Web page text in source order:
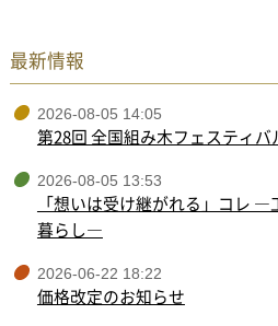
最新情報
2026-08-05 14:05
第28回 全国組み木フェスティ
2026-08-05 13:53
「想いは受け継がれる」コレ
暮らし―
2026-06-22 18:22
価格改定のお知らせ